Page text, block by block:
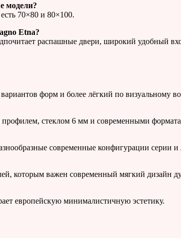
модели?
70×80 и 80×100.
Etna?
распашные двери, широкий удобный
форм и более лёгкий по визуальному
стеклом 6 мм и современными
современные конфигурации серии
которым важен современный мягкий дизайн
европейскую минималистичную эстетику.